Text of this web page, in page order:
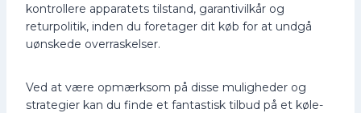
kontrollere apparatets tilstand, garantivilkår og
returpolitik, inden du foretager dit køb for at undgå
uønskede overraskelser.
Ved at være opmærksom på disse muligheder og
strategier kan du finde et fantastisk tilbud på et køle-